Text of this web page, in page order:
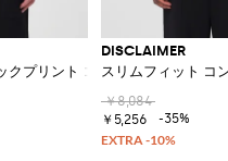
クプリント コットンTシャツ
DISCLAIMER
スリムフィット コ
￥8,084
￥5,256
-35%